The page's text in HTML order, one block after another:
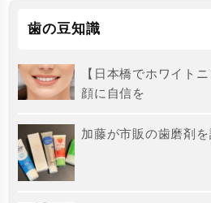
歯の豆知識
【日本橋でホワイト
顔に自信を
加藤が市販の歯磨剤